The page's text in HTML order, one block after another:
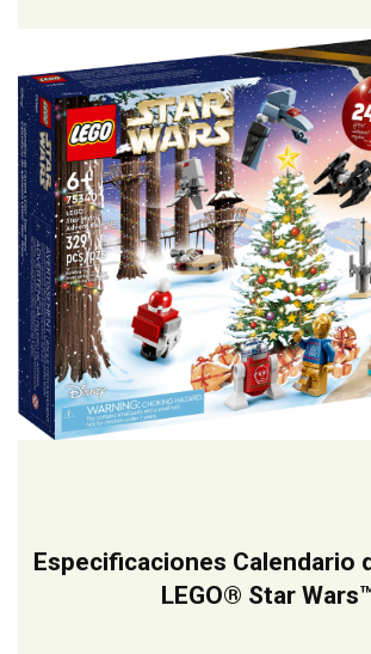
Especificaciones Calendario
LEGO® Star